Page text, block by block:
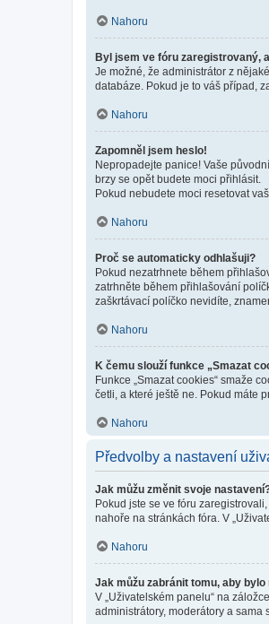
Nahoru
Byl jsem ve fóru zaregistrovaný,
Je možné, že administrátor z
databáze. Pokud je to váš případ,
Nahoru
Zapomněl jsem heslo!
Nepropadejte panice! Vaše
brzy se opět budete moci přihlásit.
Pokud nebudete moci resetovat
Nahoru
Proč se automaticky odhlašuji?
Pokud nezatrhnete během
zatrhněte během přihlašování
zaškrtávací políčko nevidíte,
Nahoru
K čemu slouží funkce „Smazat
Funkce „Smazat cookies“ smaže
četli, a které ještě ne. Pokud máte
Nahoru
Předvolby a nastavení
Jak můžu změnit svoje
Pokud jste se ve fóru
nahoře na stránkách fóra. V
Nahoru
Jak můžu zabránit tomu, aby
V „Uživatelském panelu“ na
administrátory, moderátory a sama